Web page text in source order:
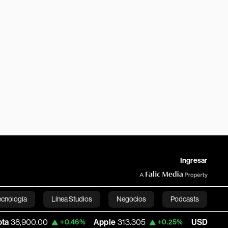
Ingresar
Línea Studios Negocios Podcasts
English
+0.46% Apple 313.305 +0.25% USD COP 3,159.60